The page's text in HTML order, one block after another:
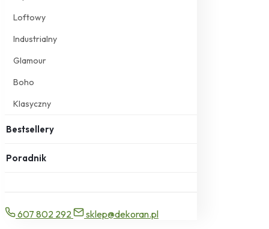
Loftowy
Industrialny
Glamour
Boho
Klasyczny
Bestsellery
Poradnik
607 802 292
sklep@dekoran.pl